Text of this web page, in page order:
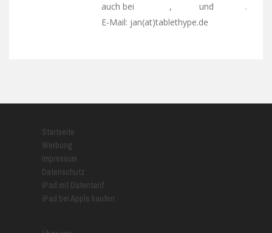
auch bei
, und
.
E-Mail: jan(at)tablethype.de
Startseite
Werbung
Impressum
Datenschutz
iPad mit Datentarif
iPad bei Apple kaufen